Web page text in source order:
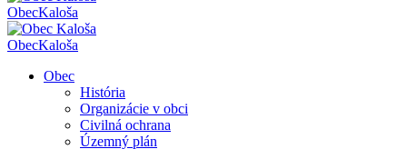
ObecKaloša
ObecKaloša
Obec
História
Organizácie v obci
Civilná ochrana
Územný plán